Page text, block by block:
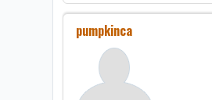
pumpkinca